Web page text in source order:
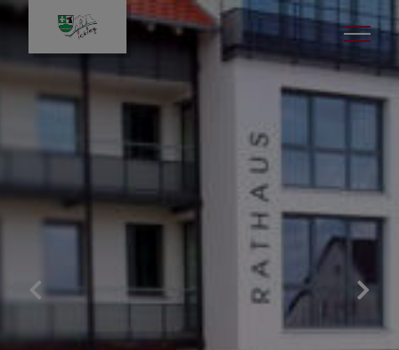
Bürgerservice
Gemeinde & Rathaus
Leben in Icking